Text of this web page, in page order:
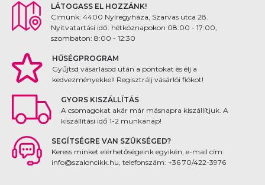
LÁTOGASS EL HOZZÁNK!
Címünk: 4400 Nyíregyháza, Szarvas utca 28.
Nyitvatartási idő: hétköznapokon 08:00 - 17:00,
szombaton: 8:00 - 12:30
HŰSÉGPROGRAM
Gyűjtsd vásárlásod után a pontokat és élj a
kedvezményekkel! Regisztrálj vásárlói fiókot!
GYORS KISZÁLLÍTÁS
A csomagokat akár már másnapra kiszállítjuk. A
kiszállítási idő 1-2 munkanap!
SEGÍTSÉGRE VAN SZÜKSÉGED?
Keress minket elérhetőségeink egyikén, e-mail cím:
info@szaloncikk.hu, telefonszám: +36 70/422-3976